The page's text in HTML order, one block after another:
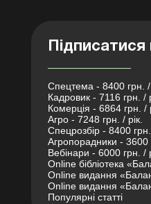
Спецтема - 8400 грн. /
Кадровик - 7116 грн. /
Комерція - 6864 грн. /
Агро - 7248 грн. / рік.
Спецрозбір - 8400 грн.
Агропорадники - 3600
Вебінари - 6000 грн. /
Online бібліотека
Online видання
Online видання
Популярні статті